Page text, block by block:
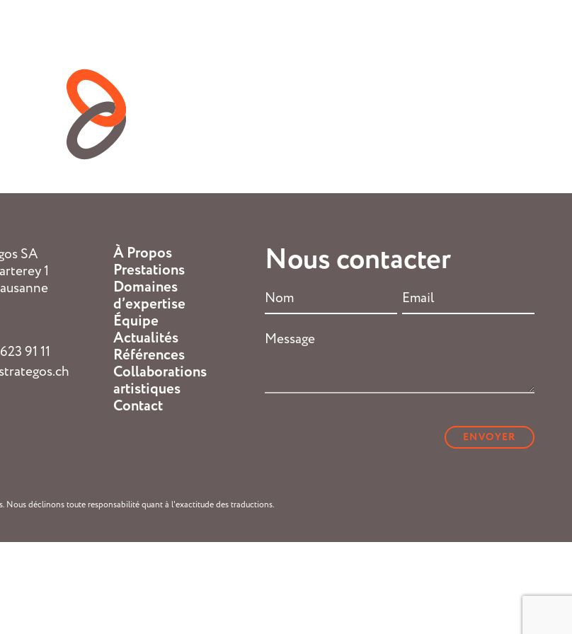
SA
1
91 11
À Propos
Prestations
Domaines
d’expertise
Équipe
Actualités
Références
Collaborations
artistiques
Contact
Nous contacter
Nom Email
Message
Nous déclinons toute responsabilité quant à l'exactitude des traductions.